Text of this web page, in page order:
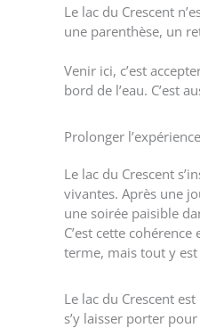
Le lac du Crescent
une parenthèse, un
Venir ici, c’est
bord de l’eau. C’est
Prolonger
Le lac du Crescent
vivantes. Après une
une soirée paisible
C’est cette
terme, mais tout y
Le lac du Crescent
s’y laisser porter